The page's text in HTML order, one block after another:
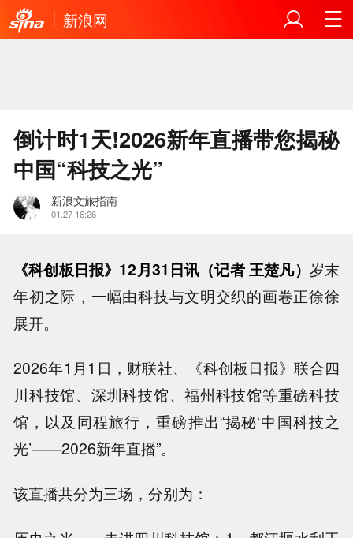
新浪网
倒计时1天!2026新年直播带您揭秘
中国“科技之光”
新浪文旅指南
01.27 16:26
《科创板日报》12月31日讯（记者 王楚凡） 岁末
年初之际，一幅由科技与文明交织的画卷正徐徐
展开。
2026年1月1日，财联社、《科创板日报》联合四
川科技馆、深圳科技馆、福州科技馆等重磅科技
馆，以及同程旅行，重磅推出“揭秘‘中国科技之
光’——2026新年直播”。
该直播共分为三场，分别为：